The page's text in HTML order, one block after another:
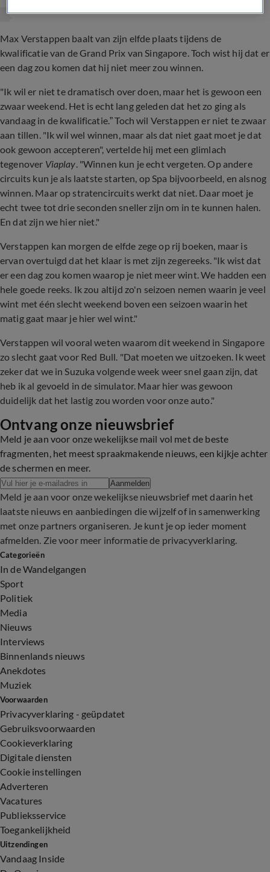
Max Verstappen baalt van zijn elfde plaats tijdens de
kwalificatie van de Grand Prix van Singapore. Toch wist hij dat er
een dag zou komen dat hij niet meer zou winnen.
"Ik wil er niet te dramatisch over doen, maar het is gewoon een
zwaar weekend. Het is echt lang geleden dat het zo ging als
vandaag in de kwalificatie.” Toch wil Verstappen er niet te zwaar
aan tillen. "Ik wil wel winnen, maar als dat niet gaat moet je dat
ook gewoon accepteren", vertelde hij met een glimlach
tegenover Viaplay. "Winnen kun je echt vergeten. Op andere
circuits kun je als laatste starten, op Spa bijvoorbeeld, en alsnog
winnen. Maar op stratencircuits werkt dat niet. Daar moet je
echt twee tot drie seconden sneller zijn om in te kunnen halen.
En dat zijn we hier niet."
Verstappen kan morgen de elfde zege op rij boeken, maar is
ervan overtuigd dat het klaar is met zijn zegereeks. "Ik wist dat
er een dag zou komen waarop je niet meer wint. We hadden een
hele goede reeks. Ik zou altijd zo'n seizoen nemen waarin je veel
wint met één slecht weekend boven een seizoen waarin het
matig gaat maar je hier wel wint."
Verstappen wil vooral weten waarom dit weekend in Singapore
zo slecht gaat voor Red Bull. "Dat moeten we uitzoeken. Ik weet
zeker dat we in Suzuka volgende week weer snel gaan zijn, dat
heb ik al gevoeld in de simulator. Maar hier was gewoon
duidelijk dat het lastig zou worden voor onze auto."
Ontvang onze nieuwsbrief
Meld je aan voor onze wekelijkse mail vol met de beste
fragmenten, het meest spraakmakende nieuws, een kijkje achter
de schermen en meer.
Aanmelden
Meld je aan voor onze wekelijkse nieuwsbrief met daarin het
laatste nieuws en aanbiedingen die wijzelf of in samenwerking
met onze partners organiseren. Je kunt je op ieder moment
afmelden. Zie voor meer informatie de privacyverklaring.
Categorieën
In de Wandelgangen
Sport
Politiek
Media
Nieuws
Interviews
Binnenlands nieuws
Anekdotes
Muziek
Voorwaarden
Privacyverklaring - geüpdatet
Gebruiksvoorwaarden
Cookieverklaring
Digitale diensten
Cookie instellingen
Adverteren
Vacatures
Publieksservice
Toegankelijkheid
Uitzendingen
Vandaag Inside